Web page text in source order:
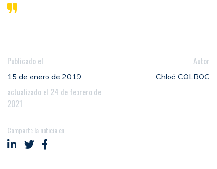
Publicado el
15 de enero de 2019
actualizado el 24 de febrero de
2021
Autor
Chloé COLBOC
Comparte la noticia en
Compartir en LinkedIn
Compartir en Twitter
Compartir en Facebook